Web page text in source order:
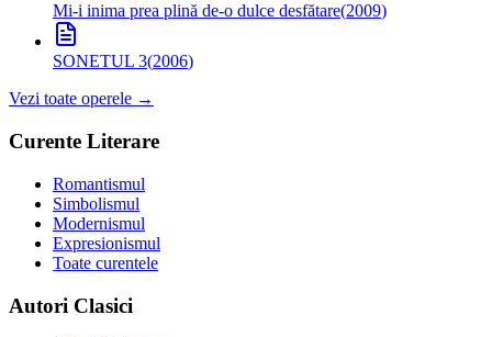
Mi-i inima prea plină de-o dulce desfătare(2009)
SONETUL 3(2006)
Vezi toate operele →
Curente Literare
Romantismul
Simbolismul
Modernismul
Expresionismul
Toate curentele
Autori Clasici